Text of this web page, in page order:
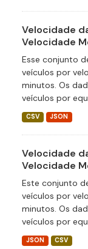
Velocidade
Velocidade
Esse conjunto
veículos por
minutos. Os
veículos por
CSV JSON
Velocidade
Velocidade
Este conjunto
veículos por
minutos. Os
veículos por
JSON CSV